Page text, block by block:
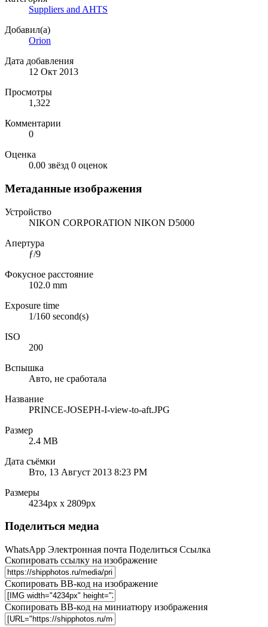
Suppliers and AHTS
Добавил(а)
Orion
Дата добавления
12 Окт 2013
Просмотры
1,322
Комментарии
0
Оценка
0.00 звёзд 0 оценок
Метаданные изображения
Устройство
NIKON CORPORATION NIKON D5000
Апертура
ƒ/9
Фокусное расстояние
102.0 mm
Exposure time
1/160 second(s)
ISO
200
Вспышка
Авто, не сработала
Название
PRINCE-JOSEPH-I-view-to-aft.JPG
Размер
2.4 MB
Дата съёмки
Вто, 13 Август 2013 8:23 PM
Размеры
4234px x 2809px
Поделиться медиа
WhatsApp Электронная почта Поделиться Ссылка
Скопировать ссылку на изображение
Скопировать BB-код на изображение
Скопировать BB-код на миниатюру изображения